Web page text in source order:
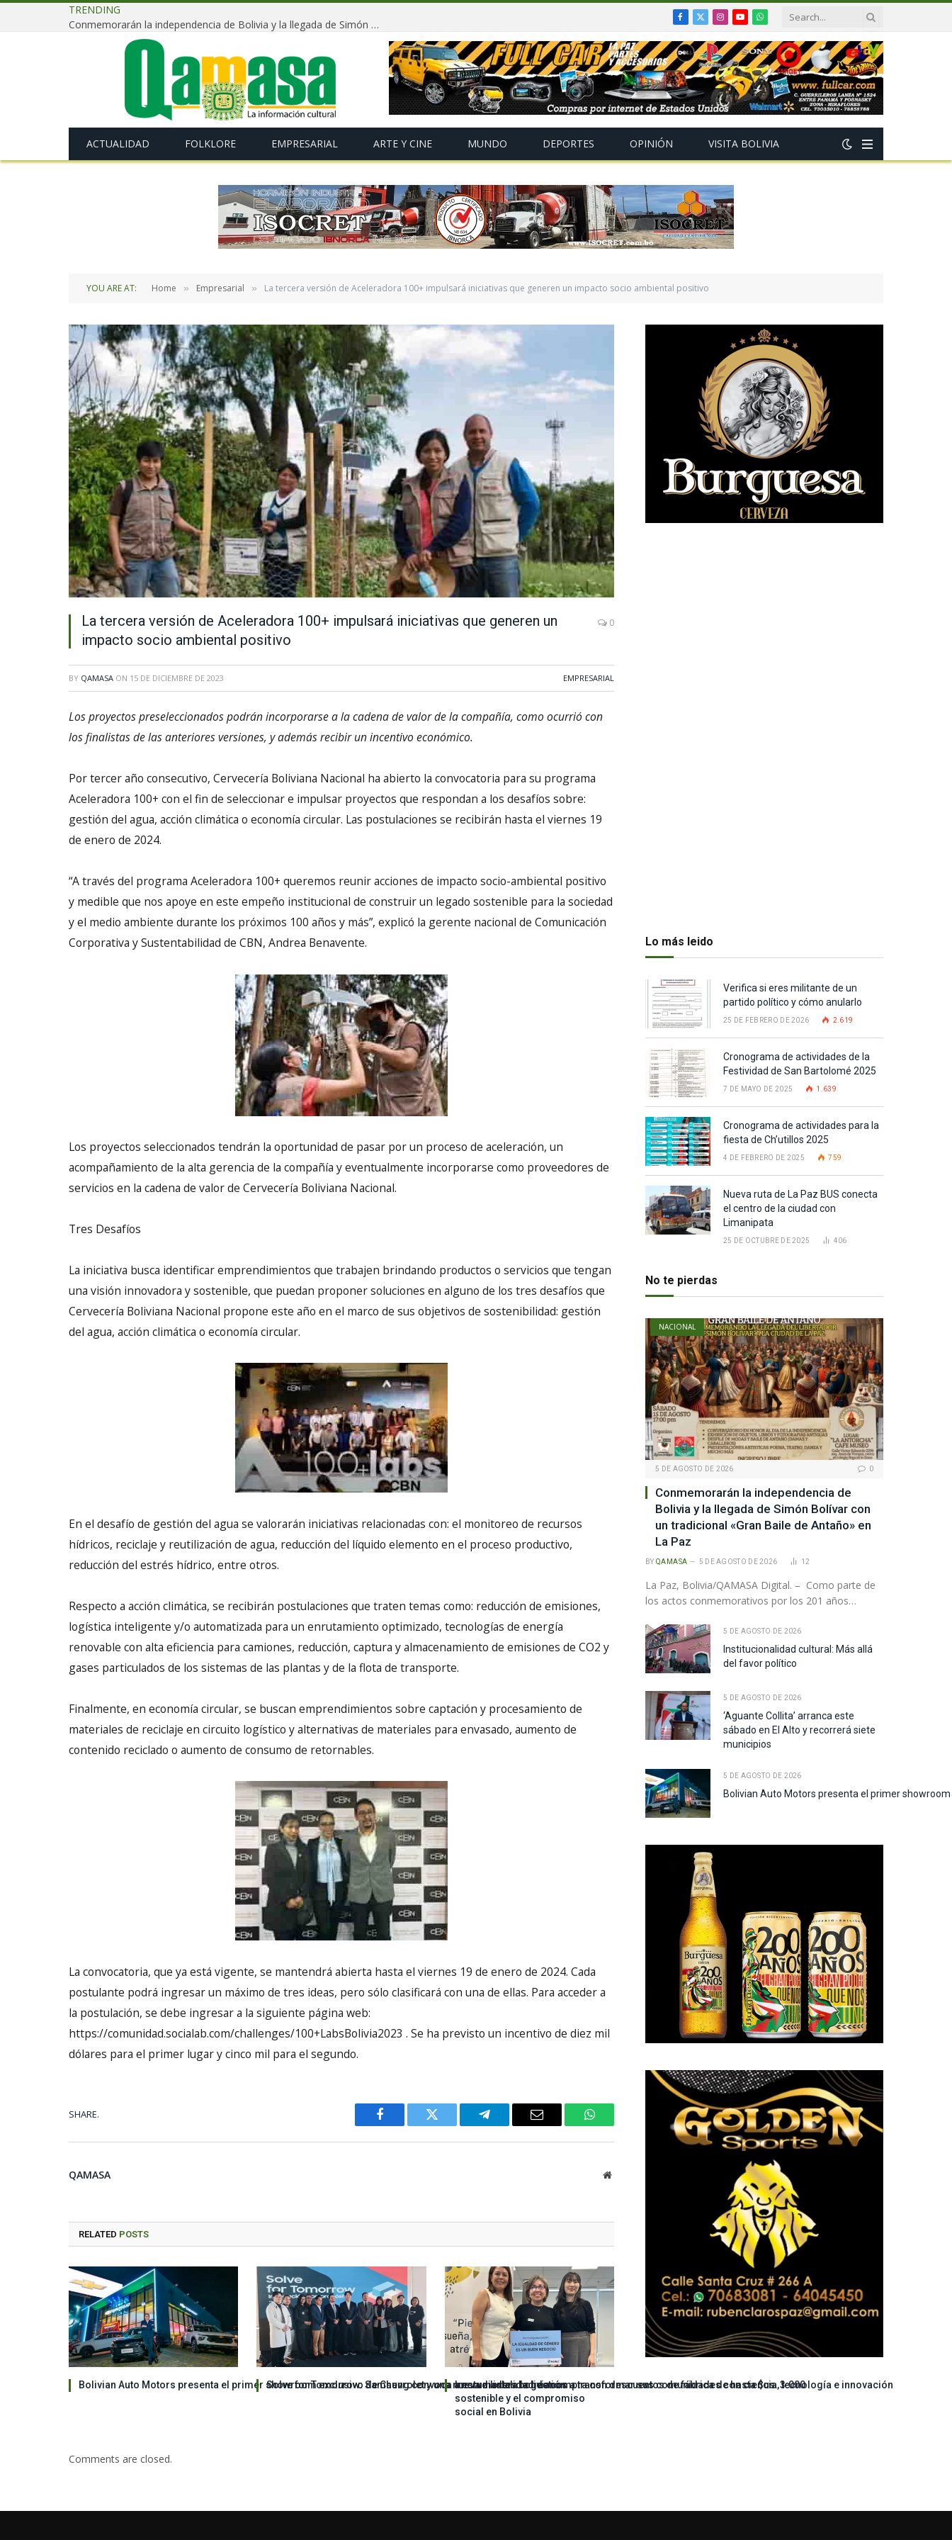
TRENDING
Conmemorarán la independencia de Bolivia y la llegada de Simón Bolívar con un tradicional «Gran Baile de Antaño» en La Paz
Facebook
X
(Twitter)
Instagram
YouTubeWhatsApp
ACTUALIDAD FOLKLORE EMPRESARIAL ARTE Y CINE MUNDO DEPORTES OPINIÓN VISITA BOLIVIA
YOU ARE AT: Home » Empresarial » La tercera versión de Aceleradora 100+ impulsará iniciativas que generen un impacto socio ambiental positivo
La tercera versión de Aceleradora 100+ impulsará iniciativas que generen un
impacto socio ambiental positivo
0
BY QAMASA ON 15 DE DICIEMBRE DE 2023 EMPRESARIAL
Los proyectos preseleccionados podrán incorporarse a la cadena de valor de la compañía, como ocurrió con
los finalistas de las anteriores versiones, y además recibir un incentivo económico.
Por tercer año consecutivo, Cervecería Boliviana Nacional ha abierto la convocatoria para su programa
Aceleradora 100+ con el fin de seleccionar e impulsar proyectos que respondan a los desafíos sobre:
gestión del agua, acción climática o economía circular. Las postulaciones se recibirán hasta el viernes 19
de enero de 2024.
“A través del programa Aceleradora 100+ queremos reunir acciones de impacto socio-ambiental positivo
y medible que nos apoye en este empeño institucional de construir un legado sostenible para la sociedad
y el medio ambiente durante los próximos 100 años y más”, explicó la gerente nacional de Comunicación
Corporativa y Sustentabilidad de CBN, Andrea Benavente.
Los proyectos seleccionados tendrán la oportunidad de pasar por un proceso de aceleración, un
acompañamiento de la alta gerencia de la compañía y eventualmente incorporarse como proveedores de
servicios en la cadena de valor de Cervecería Boliviana Nacional.
Tres Desafíos
La iniciativa busca identificar emprendimientos que trabajen brindando productos o servicios que tengan
una visión innovadora y sostenible, que puedan proponer soluciones en alguno de los tres desafíos que
Cervecería Boliviana Nacional propone este año en el marco de sus objetivos de sostenibilidad: gestión
del agua, acción climática o economía circular.
En el desafío de gestión del agua se valorarán iniciativas relacionadas con: el monitoreo de recursos
hídricos, reciclaje y reutilización de agua, reducción del líquido elemento en el proceso productivo,
reducción del estrés hídrico, entre otros.
Respecto a acción climática, se recibirán postulaciones que traten temas como: reducción de emisiones,
logística inteligente y/o automatizada para un enrutamiento optimizado, tecnologías de energía
renovable con alta eficiencia para camiones, reducción, captura y almacenamiento de emisiones de CO2 y
gases particulados de los sistemas de las plantas y de la flota de transporte.
Finalmente, en economía circular, se buscan emprendimientos sobre captación y procesamiento de
materiales de reciclaje en circuito logístico y alternativas de materiales para envasado, aumento de
contenido reciclado o aumento de consumo de retornables.
La convocatoria, que ya está vigente, se mantendrá abierta hasta el viernes 19 de enero de 2024. Cada
postulante podrá ingresar un máximo de tres ideas, pero sólo clasificará con una de ellas. Para acceder a
la postulación, se debe ingresar a la siguiente página web:
https://comunidad.socialab.com/challenges/100+LabsBolivia2023 . Se ha previsto un incentivo de diez mil
dólares para el primer lugar y cinco mil para el segundo.
SHARE.
Facebook Twitter Telegram Email WhatsApp
QAMASA Website
RELATED POSTS
Bolivian Auto Motors presenta el primer showroom exclusivo de Chevrolet y una nueva modalidad de compra con descuentos de fábrica de hasta $us. 3.000
Solve for Tomorrow: Samsung convoca a estudiantes bolivianos a transformar sus comunidades con ciencia, tecnología e innovación
Imcruz lidera la gestión
sostenible y el compromiso
social en Bolivia
Comments are closed.
Lo más leido
Verifica si eres militante de un
partido político y cómo anularlo
25 DE FEBRERO DE 2026 2.619
Cronograma de actividades de la
Festividad de San Bartolomé 2025
7 DE MAYO DE 2025 1.639
Cronograma de actividades para la
fiesta de Ch’utillos 2025
4 DE FEBRERO DE 2025 759
Nueva ruta de La Paz BUS conecta
el centro de la ciudad con
Limanipata
25 DE OCTUBRE DE 2025 406
No te pierdas
NACIONAL
5 DE AGOSTO DE 2026 0
Conmemorarán la independencia de
Bolivia y la llegada de Simón Bolívar con
un tradicional «Gran Baile de Antaño» en
La Paz
BY QAMASA 5 DE AGOSTO DE 2026 12
La Paz, Bolivia/QAMASA Digital. – Como parte de
los actos conmemorativos por los 201 años…
5 DE AGOSTO DE 2026
Institucionalidad cultural: Más allá
del favor político
5 DE AGOSTO DE 2026
‘Aguante Collita’ arranca este
sábado en El Alto y recorrerá siete
municipios
5 DE AGOSTO DE 2026
Bolivian Auto Motors presenta el primer